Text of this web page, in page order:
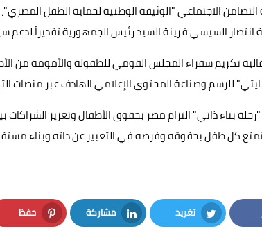
الاجتماعي "الوثيقة الوطنية لحماية الطفل
انتصار السيسي قرينة السيد رئيس الجمهورية تقديراً لدعم
تكريم سفراء المجلس القومي للطفولة والأمومة من
للرسم وصناعة المحتوى الإعلامي الهادف عبر منصات
بناء ذاتي" التزام مصر بحقوق الأطفال وتعزيز
كل طفل بحقوقه وفرصه في التعبير عن ذاته وبناء
تغريد مشاركة حفظ